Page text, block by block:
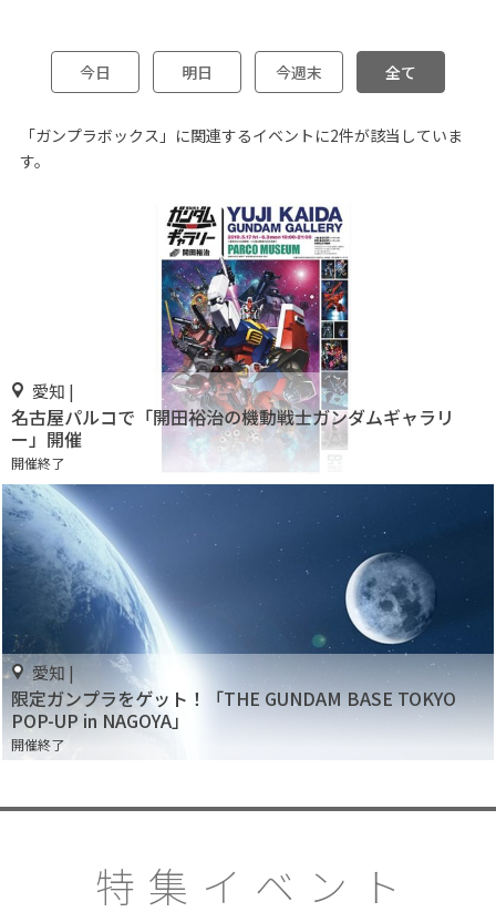
今日 明日 今週末 全て
「ガンプラボックス」に関連するイベントに2件が該当していま
す。
愛知 |
名古屋パルコで「開田裕治の機動戦士ガンダムギャラリ
ー」開催
開催終了
愛知 |
限定ガンプラをゲット！「THE GUNDAM BASE TOKYO
POP-UP in NAGOYA」
開催終了
特集イベント